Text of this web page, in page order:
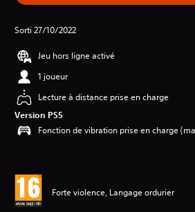
Sorti 27/10/2022
Jeu hors ligne activé
1 joueur
Lecture à distance prise en charge
Version PS5
Fonction de vibration prise en charge
Forte violence, Langage ordurier